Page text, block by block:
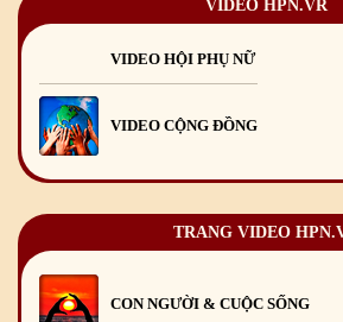
Mừng Xuân Giáp Thìn 2024 09/02
VIDEO HPN.VR
VIDEO HỘI PHỤ NỮ
VIDEO CỘNG ĐỒNG
TRANG VIDEO
CON NGƯỜI & CUỘC SỐNG